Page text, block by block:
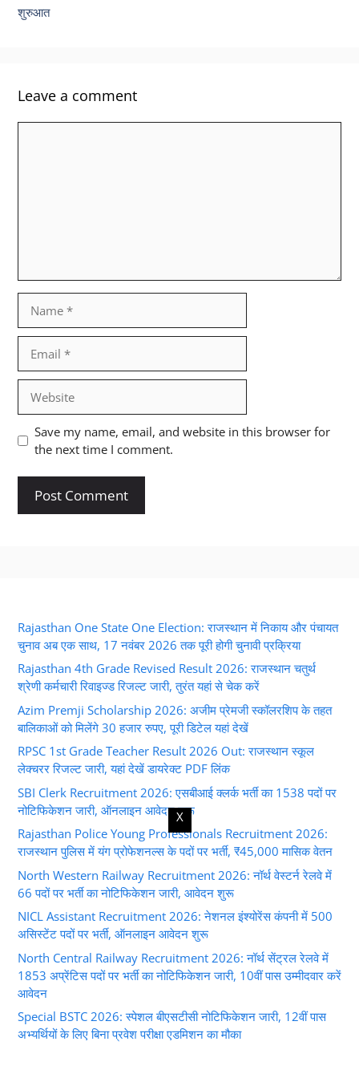
शुरुआत
Leave a comment
Save my name, email, and website in this browser for
the next time I comment.
Rajasthan One State One Election: राजस्थान में निकाय और पंचायत
चुनाव अब एक साथ, 17 नवंबर 2026 तक पूरी होगी चुनावी प्रक्रिया
Rajasthan 4th Grade Revised Result 2026: राजस्थान चतुर्थ
श्रेणी कर्मचारी रिवाइज्ड रिजल्ट जारी, तुरंत यहां से चेक करें
Azim Premji Scholarship 2026: अजीम प्रेमजी स्कॉलरशिप के तहत
बालिकाओं को मिलेंगे 30 हजार रुपए, पूरी डिटेल यहां देखें
RPSC 1st Grade Teacher Result 2026 Out: राजस्थान स्कूल
लेक्चरर रिजल्ट जारी, यहां देखें डायरेक्ट PDF लिंक
SBI Clerk Recruitment 2026: एसबीआई क्लर्क भर्ती का 1538 पदों पर
नोटिफिकेशन जारी, ऑनलाइन आवेदन शुरू
Rajasthan Police Young Professionals Recruitment 2026:
राजस्थान पुलिस में यंग प्रोफेशनल्स के पदों पर भर्ती, ₹45,000 मासिक वेतन
North Western Railway Recruitment 2026: नॉर्थ वेस्टर्न रेलवे में
66 पदों पर भर्ती का नोटिफिकेशन जारी, आवेदन शुरू
NICL Assistant Recruitment 2026: नेशनल इंश्योरेंस कंपनी में 500
असिस्टेंट पदों पर भर्ती, ऑनलाइन आवेदन शुरू
North Central Railway Recruitment 2026: नॉर्थ सेंट्रल रेलवे में
1853 अप्रेंटिस पदों पर भर्ती का नोटिफिकेशन जारी, 10वीं पास उम्मीदवार करें
आवेदन
Special BSTC 2026: स्पेशल बीएसटीसी नोटिफिकेशन जारी, 12वीं पास
अभ्यर्थियों के लिए बिना प्रवेश परीक्षा एडमिशन का मौका
X